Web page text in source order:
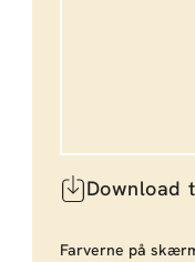
Download
Farverne på